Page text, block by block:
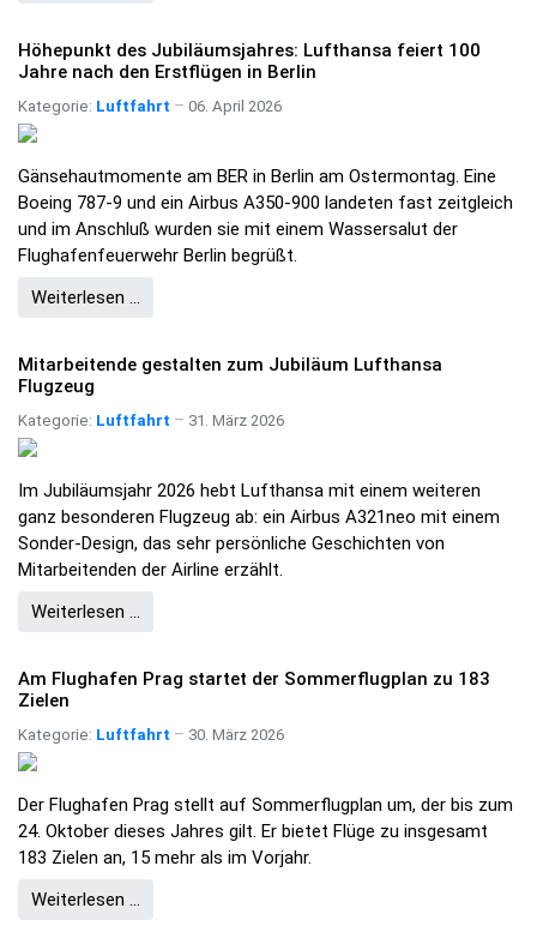
Höhepunkt des Jubiläumsjahres: Lufthansa feiert 100
Jahre nach den Erstflügen in Berlin
Kategorie: Luftfahrt 06. April 2026
Gänsehautmomente am BER in Berlin am Ostermontag. Eine
Boeing 787-9 und ein Airbus A350-900 landeten fast zeitgleich
und im Anschluß wurden sie mit einem Wassersalut der
Flughafenfeuerwehr Berlin begrüßt.
Weiterlesen …
Mitarbeitende gestalten zum Jubiläum Lufthansa
Flugzeug
Kategorie: Luftfahrt 31. März 2026
Im Jubiläumsjahr 2026 hebt Lufthansa mit einem weiteren
ganz besonderen Flugzeug ab: ein Airbus A321neo mit einem
Sonder-Design, das sehr persönliche Geschichten von
Mitarbeitenden der Airline erzählt.
Weiterlesen …
Am Flughafen Prag startet der Sommerflugplan zu 183
Zielen
Kategorie: Luftfahrt 30. März 2026
Der Flughafen Prag stellt auf Sommerflugplan um, der bis zum
24. Oktober dieses Jahres gilt. Er bietet Flüge zu insgesamt
183 Zielen an, 15 mehr als im Vorjahr.
Weiterlesen …